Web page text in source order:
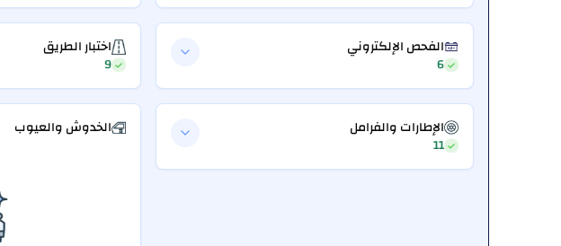
الفحص الإلكتروني
6
اختبار الطريق
9
الإطارات والفرامل
11
الخدوش والعيوب